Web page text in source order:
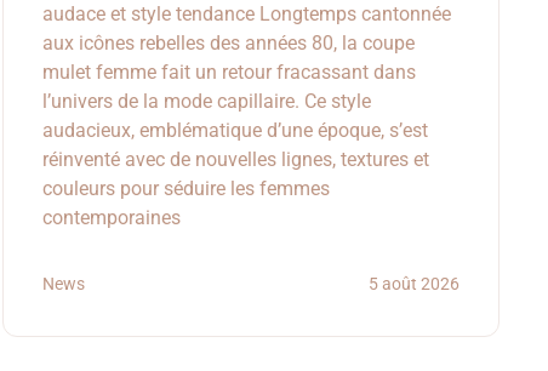
audace et style tendance Longtemps cantonnée
aux icônes rebelles des années 80, la coupe
mulet femme fait un retour fracassant dans
l’univers de la mode capillaire. Ce style
audacieux, emblématique d’une époque, s’est
réinventé avec de nouvelles lignes, textures et
couleurs pour séduire les femmes
contemporaines
News 5 août 2026